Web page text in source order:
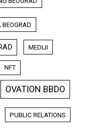
MEDIJI
NFT
OVATION BBDO
PUBLIC RELATIONS